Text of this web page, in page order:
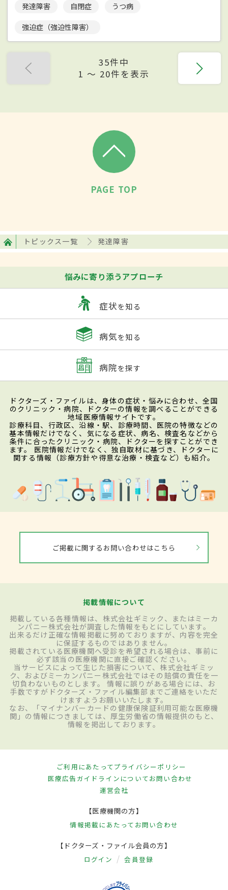
発達障害 自閉症 うつ病
強迫症（強迫性障害）
35件中
1 〜 20件を表示
PAGE TOP
トピックス一覧 発達障害
悩みに寄り添うアプローチ
症状を知る
病気を知る
病院を探す
ドクターズ・ファイルは、身体の症状・悩みに合わせ、全国
のクリニック・病院、ドクターの情報を調べることができる
地域医療情報サイトです。
診療科目、行政区、沿線・駅、診療時間、医院の特徴などの
基本情報だけでなく、気になる症状、病名、検査名などから
条件に合ったクリニック・病院、ドクターを探すことができ
ます。 医院情報だけでなく、独自取材に基づき、ドクターに
関する情報（診療方針や得意な治療・検査など）も紹介。
ご掲載に関するお問い合わせはこちら
掲載情報について
掲載している各種情報は、株式会社ギミック、またはミーカ
ンパニー株式会社が調査した情報をもとにしています。
出来るだけ正確な情報掲載に努めておりますが、内容を完全
に保証するものではありません。
掲載されている医療機関へ受診を希望される場合は、事前に
必ず該当の医療機関に直接ご確認ください。
当サービスによって生じた損害について、株式会社ギミッ
ク、およびミーカンパニー株式会社ではその賠償の責任を一
切負わないものとします。 情報に誤りがある場合には、お
手数ですがドクターズ・ファイル編集部までご連絡をいただ
けますようお願いいたします。
なお、「マイナンバーカードの健康保険証利用可能な医療機
関」の情報につきましては、厚生労働省の情報提供のもと、
情報を掲出しております。
ご利用にあたってプライバシーポリシー
医療広告ガイドラインについてお問い合わせ
運営会社
【医療機関の方】
情報掲載にあたって お問い合わせ
【ドクターズ・ファイル会員の方】
ログイン 会員登録